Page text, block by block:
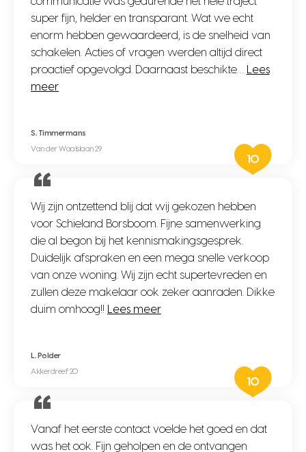
super fijn, helder en transparant. Wat we echt
enorm hebben gewaardeerd, is de snelheid van
schakelen. Acties of vragen werden altijd direct
proactief opgevolgd. Daarnaast beschikte…
Lees
meer
S. Timmermans
Van der Waalslaan 29
10
Wij zijn ontzettend blij dat wij gekozen hebben
voor Schieland Borsboom. Fijne samenwerking
die al begon bij het kennismakingsgesprek.
Duidelijk afspraken en een mega snelle verkoop
van onze woning. Wij zijn echt supertevreden en
zullen deze makelaar ook zeker aanraden. Dikke
duim omhoog!!
Lees meer
L. Polder
Akkerdreef 20
10
Vanaf het eerste contact voelde het goed en dat
was het ook. Fijn geholpen en de ontvangen